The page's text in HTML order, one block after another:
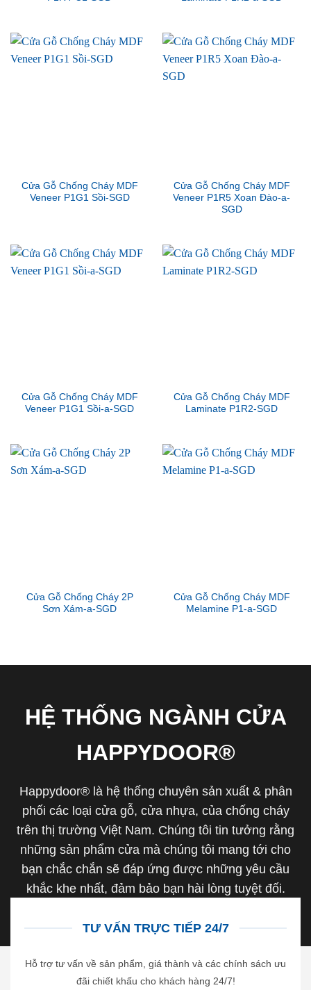
Cửa Gỗ Chống Cháy MDF
Veneer P1G1 Sồi-SGD
Cửa Gỗ Chống Cháy MDF
Veneer P1R5 Xoan Đào-a-
SGD
Cửa Gỗ Chống Cháy MDF
Veneer P1G1 Sồi-a-SGD
Cửa Gỗ Chống Cháy MDF
Laminate P1R2-SGD
Cửa Gỗ Chống Cháy 2P
Sơn Xám-a-SGD
Cửa Gỗ Chống Cháy MDF
Melamine P1-a-SGD
HỆ THỐNG NGÀNH CỬA
HAPPYDOOR®
Happydoor® là hệ thống chuyên sản xuất & phân
phối các loại cửa gỗ, cửa nhựa, của chống cháy
trên thị trường Việt Nam. Chúng tôi tin tưởng rằng
những sản phẩm cửa mà chúng tôi mang tới cho
bạn chắc chắn sẽ đáp ứng được những yêu cầu
khắc khe nhất, đảm bảo bạn hài lòng tuyệt đối.
TƯ VẤN TRỰC TIẾP 24/7
Hỗ trợ tư vấn về sản phẩm, giá thành và các chính sách ưu
đãi chiết khấu cho khách hàng 24/7!